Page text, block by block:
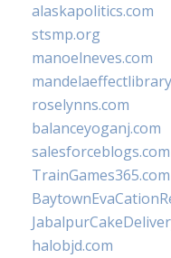
alaskapolitics.com
stsmp.org
manoelneves.com
roselynns.com
balanceyoganj.com
salesforceblogs.com
TrainGames365.com
halobjd.com